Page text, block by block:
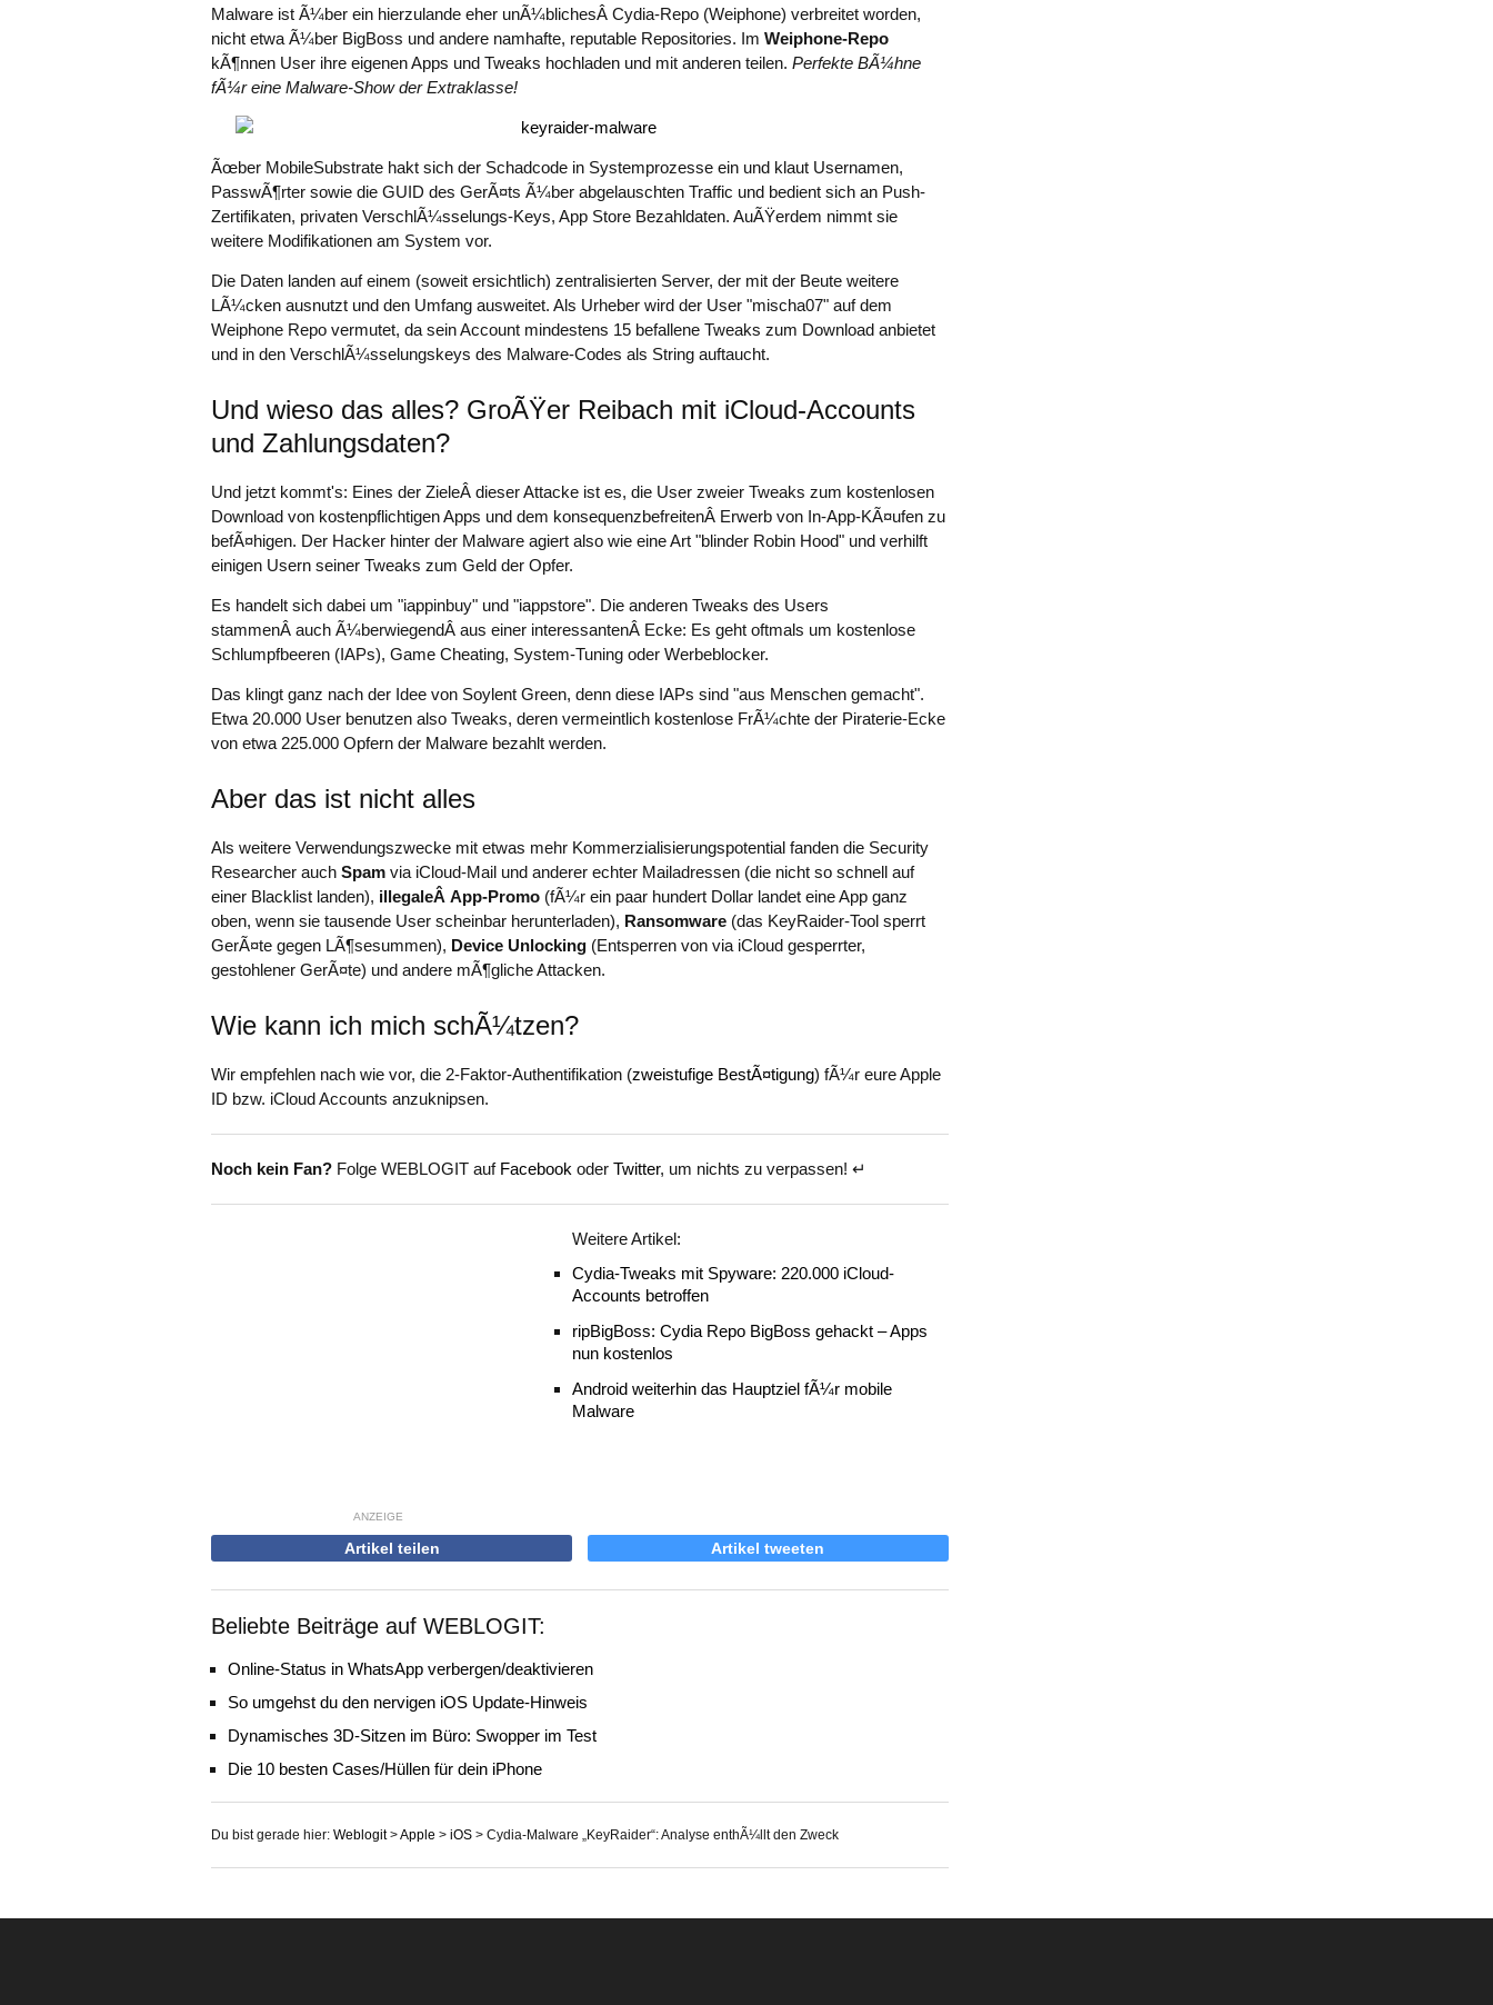
Malware ist Ã¼ber ein hierzulande eher unÃ¼blichesÂ Cydia-Repo (Weiphone) verbreitet worden,
nicht etwa Ã¼ber BigBoss und andere namhafte, reputable Repositories. Im Weiphone-Repo
kÃ¶nnen User ihre eigenen Apps und Tweaks hochladen und mit anderen teilen. Perfekte BÃ¼hne
fÃ¼r eine Malware-Show der Extraklasse!
Ãœber MobileSubstrate hakt sich der Schadcode in Systemprozesse ein und klaut Usernamen,
PasswÃ¶rter sowie die GUID des GerÃ¤ts Ã¼ber abgelauschten Traffic und bedient sich an Push-
Zertifikaten, privaten VerschlÃ¼sselungs-Keys, App Store Bezahldaten. AuÃŸerdem nimmt sie
weitere Modifikationen am System vor.
Die Daten landen auf einem (soweit ersichtlich) zentralisierten Server, der mit der Beute weitere
LÃ¼cken ausnutzt und den Umfang ausweitet. Als Urheber wird der User "mischa07" auf dem
Weiphone Repo vermutet, da sein Account mindestens 15 befallene Tweaks zum Download anbietet
und in den VerschlÃ¼sselungskeys des Malware-Codes als String auftaucht.
Und wieso das alles? GroÃŸer Reibach mit iCloud-Accounts
und Zahlungsdaten?
Und jetzt kommt's: Eines der ZieleÂ dieser Attacke ist es, die User zweier Tweaks zum kostenlosen
Download von kostenpflichtigen Apps und dem konsequenzbefreitenÂ Erwerb von In-App-KÃ¤ufen zu
befÃ¤higen. Der Hacker hinter der Malware agiert also wie eine Art "blinder Robin Hood" und verhilft
einigen Usern seiner Tweaks zum Geld der Opfer.
Es handelt sich dabei um "iappinbuy" und "iappstore". Die anderen Tweaks des Users
stammenÂ auch Ã¼berwiegendÂ aus einer interessantenÂ Ecke: Es geht oftmals um kostenlose
Schlumpfbeeren (IAPs), Game Cheating, System-Tuning oder Werbeblocker.
Das klingt ganz nach der Idee von Soylent Green, denn diese IAPs sind "aus Menschen gemacht".
Etwa 20.000 User benutzen also Tweaks, deren vermeintlich kostenlose FrÃ¼chte der Piraterie-Ecke
von etwa 225.000 Opfern der Malware bezahlt werden.
Aber das ist nicht alles
Als weitere Verwendungszwecke mit etwas mehr Kommerzialisierungspotential fanden die Security
Researcher auch Spam via iCloud-Mail und anderer echter Mailadressen (die nicht so schnell auf
einer Blacklist landen), illegaleÂ App-Promo (fÃ¼r ein paar hundert Dollar landet eine App ganz
oben, wenn sie tausende User scheinbar herunterladen), Ransomware (das KeyRaider-Tool sperrt
GerÃ¤te gegen LÃ¶sesummen), Device Unlocking (Entsperren von via iCloud gesperrter,
gestohlener GerÃ¤te) und andere mÃ¶gliche Attacken.
Wie kann ich mich schÃ¼tzen?
Wir empfehlen nach wie vor, die 2-Faktor-Authentifikation (zweistufige BestÃ¤tigung) fÃ¼r eure Apple
ID bzw. iCloud Accounts anzuknipsen.
Noch kein Fan? Folge WEBLOGIT auf Facebook oder Twitter, um nichts zu verpassen! ↵
ANZEIGE
Weitere Artikel:
Cydia-Tweaks mit Spyware: 220.000 iCloud-
Accounts betroffen
ripBigBoss: Cydia Repo BigBoss gehackt – Apps
nun kostenlos
Android weiterhin das Hauptziel fÃ¼r mobile
Malware
Artikel teilen Artikel tweeten
Beliebte Beiträge auf WEBLOGIT:
Online-Status in WhatsApp verbergen/deaktivieren
So umgehst du den nervigen iOS Update-Hinweis
Dynamisches 3D-Sitzen im Büro: Swopper im Test
Die 10 besten Cases/Hüllen für dein iPhone
Du bist gerade hier: Weblogit>Apple > iOS > Cydia-Malware „KeyRaider“: Analyse enthÃ¼llt den Zweck